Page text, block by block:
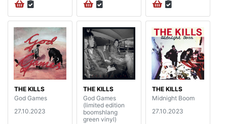
THE KILLS
God Games
27.10.2023
THE KILLS
God Games
(limited edition
boomshlang
green vinyl)
THE KILLS
Midnight Boom
27.10.2023